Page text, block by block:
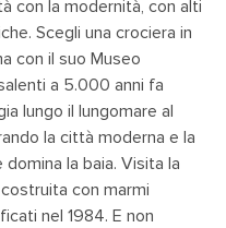
con la modernità, con alti
Scegli una crociera in
con il suo Museo
a 5.000 anni fa
lungo il lungomare al
la città moderna e la
la baia. Visita la
con marmi
nel 1984. E non